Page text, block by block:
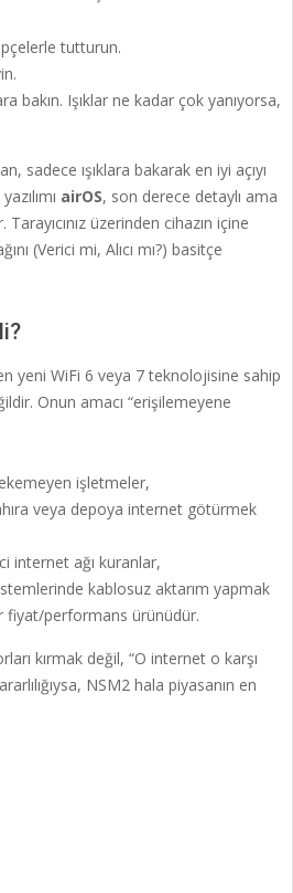
tutturun.
bakın. Işıklar ne kadar çok yanıyorsa,
sadece ışıklara bakarak en iyi açıyı
airOS, son derece detaylı ama
üzerinden cihazın içine
(Verici mi, Alıcı mı?) basitçe
yeni WiFi 6 veya 7 teknolojisine sahip
Onun amacı “erişilemeyene
işletmeler,
veya depoya internet götürmek
internet ağı kuranlar,
kablosuz aktarım yapmak
fiyat/performans ürünüdür.
kırmak değil, “O internet o karşı
NSM2 hala piyasanın en